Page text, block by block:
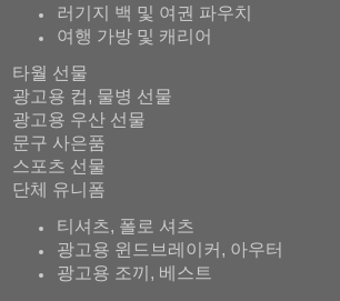
러기지 백 및 여권 파우치
여행 가방 및 캐리어
타월 선물
광고용 컵, 물병 선물
광고용 우산 선물
문구 사은품
스포츠 선물
단체 유니폼
티셔츠, 폴로 셔츠
광고용 윈드브레이커, 아우터
광고용 조끼, 베스트